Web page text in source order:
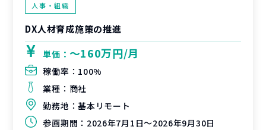
人事・組織
DX人材育成施策の推進
単価： 〜160万円/月
稼働率： 100%
業種： 商社
勤務地：基本リモート
参画期間： 2026年7月1日～2026年9月30日